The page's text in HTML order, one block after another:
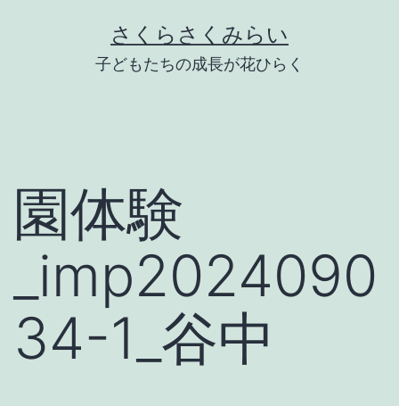
さくらさくみらい
子どもたちの成長が花ひらく
園体験
_imp2024090
34-1_谷中